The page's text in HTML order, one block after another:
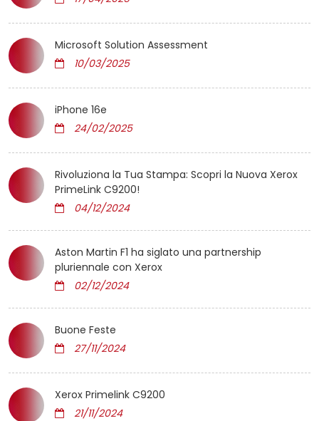
Microsoft Solution Assessment
10/03/2025
iPhone 16e
24/02/2025
Rivoluziona la Tua Stampa: Scopri la Nuova Xerox
PrimeLink C9200!
04/12/2024
Aston Martin F1 ha siglato una partnership
pluriennale con Xerox
02/12/2024
Buone Feste
27/11/2024
Xerox Primelink C9200
21/11/2024